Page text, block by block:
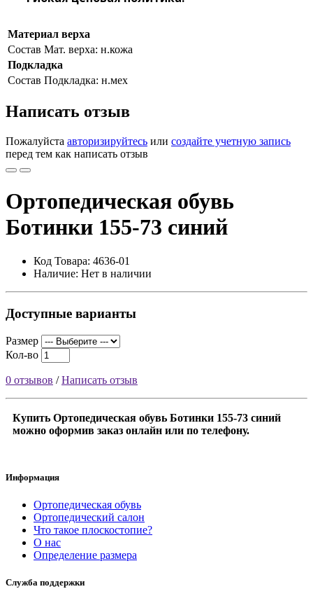
Материал верха
Состав Мат. верха: н.кожа
Подкладка
Состав Подкладка: н.мех
Написать отзыв
Пожалуйста авторизируйтесь или создайте учетную запись
перед тем как написать отзыв
Ортопедическая обувь
Ботинки 155-73 синий
Код Товара: 4636-01
Наличие: Нет в наличии
Доступные варианты
Размер
Кол-во
0 отзывов /Написать отзыв
Купить Ортопедическая обувь Ботинки 155-73 синий
можно оформив заказ онлайн или по телефону.
Информация
Ортопедическая обувь
Ортопедический салон
Что такое плоскостопие?
О нас
Определение размера
Служба поддержки